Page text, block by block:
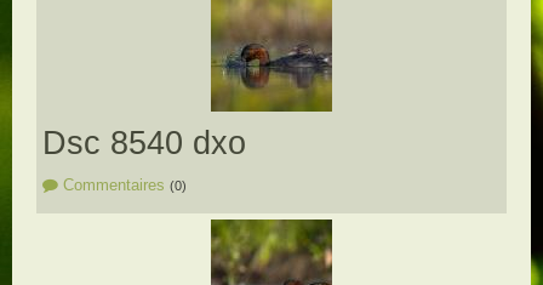
Dsc 8540 dxo
Commentaires (0)